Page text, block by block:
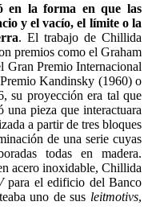
en la forma en que las
y el vacío, el límite o la
. El trabajo de Chillida
premios como el Graham
Gran Premio Internacional
Kandinsky (1960) o
su proyección era tal que
pieza que interactuara
a partir de tres bloques
de una serie cuyas
todas en madera.
acero inoxidable, Chillida
para el edificio del Banco
uno de sus leitmotivs,